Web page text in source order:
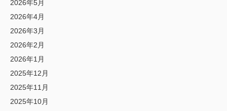
2026年5月
2026年4月
2026年3月
2026年2月
2026年1月
2025年12月
2025年11月
2025年10月